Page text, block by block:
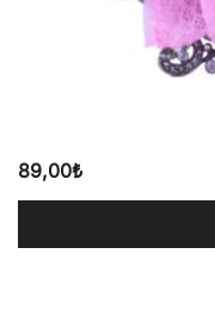
89,00₺